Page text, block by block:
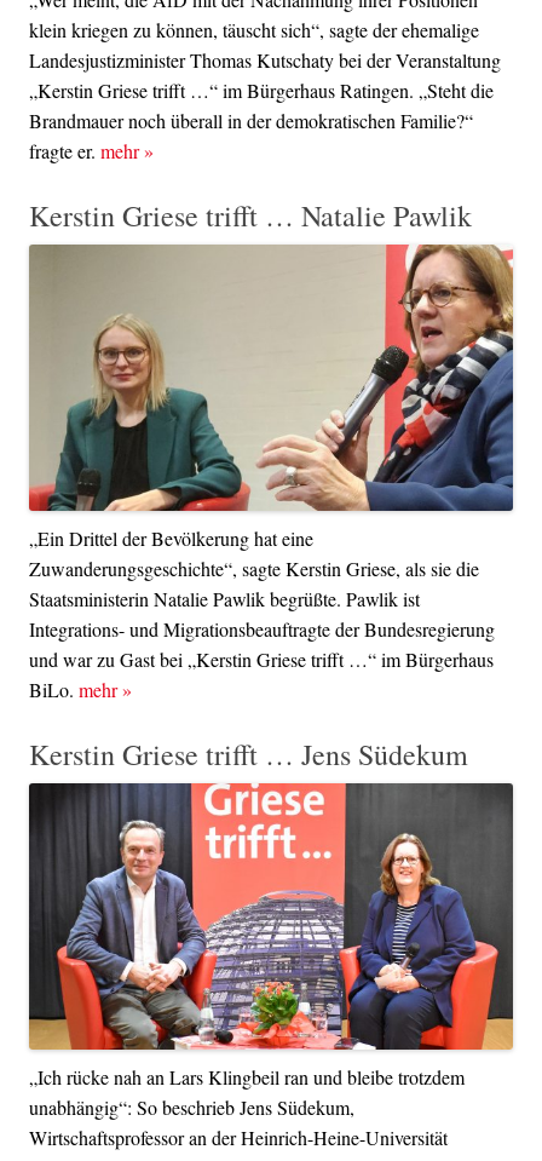
klein kriegen zu können, täuscht sich“, sagte der ehemalige
Landesjustizminister Thomas Kutschaty bei der Veranstaltung
„Kerstin Griese trifft …“ im Bürgerhaus Ratingen. „Steht die
Brandmauer noch überall in der demokratischen Familie?“
fragte er. mehr»
Kerstin Griese trifft … Natalie Pawlik
„Ein Drittel der Bevölkerung hat eine
Zuwanderungsgeschichte“, sagte Kerstin Griese, als sie die
Staatsministerin Natalie Pawlik begrüßte. Pawlik ist
Integrations- und Migrationsbeauftragte der Bundesregierung
und war zu Gast bei „Kerstin Griese trifft …“ im Bürgerhaus
BiLo. mehr»
Kerstin Griese trifft … Jens Südekum
„Ich rücke nah an Lars Klingbeil ran und bleibe trotzdem
unabhängig“: So beschrieb Jens Südekum,
Wirtschaftsprofessor an der Heinrich-Heine-Universität